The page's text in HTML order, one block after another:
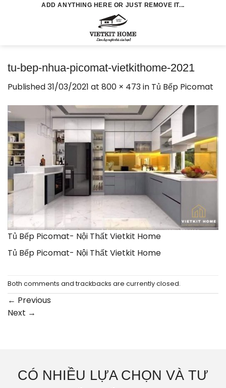
ADD ANYTHING HERE OR JUST REMOVE IT...
tu-bep-nhua-picomat-vietkithome-2021
Published31/03/2021 at 800 × 473in Tủ Bếp Picomat
Tủ Bếp Picomat- Nội Thất Vietkit Home
Tủ Bếp Picomat- Nội Thất Vietkit Home
Both comments and trackbacks are currently closed.
← Previous
Next →
CÓ NHIỀU LỰA CHỌN VÀ TƯ